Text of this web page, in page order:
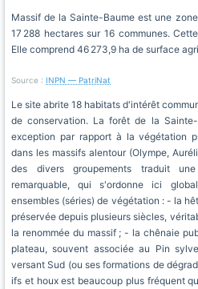
Massif de la Sainte-Baume est une
17 288 hectares sur 16 communes.
Elle comprend 46 273,9 ha de surface
Source : INPN — PatriNat
Le site abrite 18 habitats d'intérêt
de conservation. La forêt de la
exception par rapport à la végétation
dans les massifs alentour (Olympe,
des divers groupements traduit une
remarquable, qui s'ordonne ici
ensembles (séries) de végétation : - la
préservée depuis plusieurs siècles,
la renommée du massif ; - la chênaie
plateau, souvent associée au Pin
versant Sud (ou ses formations de
ifs et houx est beaucoup plus fréquent